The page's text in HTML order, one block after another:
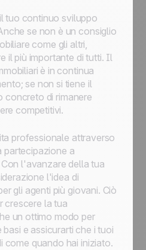
tuo continuo sviluppo
se non è un consiglio
come gli altri,
il più importante di tutti. Il
è in continua
se non si tiene il
concreto di rimanere
competitivi.
professionale attraverso
partecipazione a
l'avanzare della tua
l'idea di
gli agenti più giovani. Ciò
crescere la tua
un ottimo modo per
e assicurarti che i tuoi
come quando hai iniziato.